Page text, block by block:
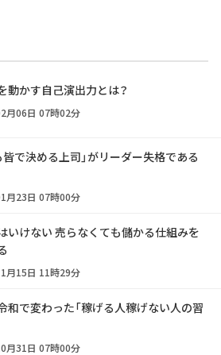
動かす自己演出力とは？
月06日 07時02分
皆で決める上司」がリーダー失格である
月23日 07時00分
いけない 売らなくても儲かる仕組みを
月15日 11時29分
和で変わった「稼げる人稼げない人の習
月31日 07時00分